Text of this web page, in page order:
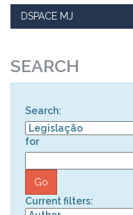
DSPACE MJ
SEARCH
Search:
for
Current filters: